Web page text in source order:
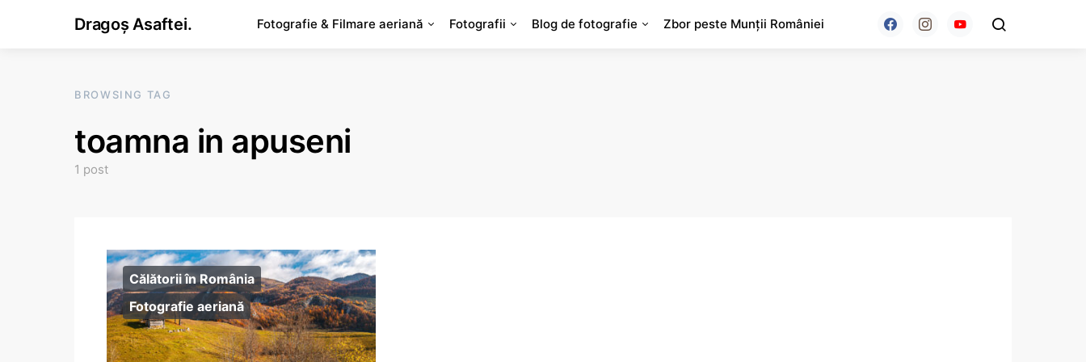
Dragoș Asaftei. Fotografie & Filmare aeriană Fotografii Blog de fotografie Zbor peste Munții României
BROWSING TAG
toamna in apuseni
1 post
Călătorii în România
Fotografie aeriană